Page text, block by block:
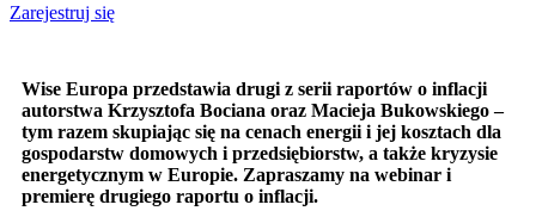
Zarejestruj się
Wise Europa przedstawia drugi z serii raportów o inflacji
autorstwa Krzysztofa Bociana oraz Macieja Bukowskiego –
tym razem skupiając się na cenach energii i jej kosztach dla
gospodarstw domowych i przedsiębiorstw, a także kryzysie
energetycznym w Europie. Zapraszamy na webinar i
premierę drugiego raportu o inflacji.